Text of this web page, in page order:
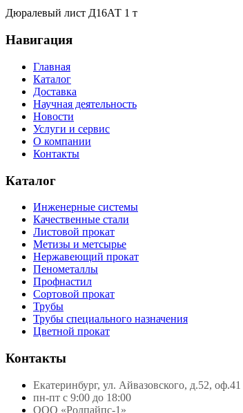
Дюралевый лист Д16АТ 1 т
Навигация
Главная
Каталог
Доставка
Научная деятельность
Новости
Услуги и сервис
О компании
Контакты
Каталог
Инженерные системы
Качественные стали
Листовой прокат
Метизы и метсырье
Нержавеющий прокат
Пенометаллы
Профнастил
Сортовой прокат
Трубы
Трубы специального назначения
Цветной прокат
Контакты
Екатеринбург, ул. Айвазовского, д.52, оф.41
пн-пт с 9:00 до 18:00
ООО «Ролпайпс-1»